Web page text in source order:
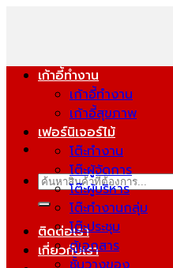
เนื้อหา
ค้นหา:
ติดต่อเรา
เกี่ยวกับเรา
เก้าอี้ทำงาน
เก้าอี้ทำงาน
เก้าอี้สุขภาพ
เฟอร์นิเจอร์ไม้
โต๊ะทำงาน
โต๊ะผู้จัดการ
โต๊ะผู้บริหาร
โต๊ะทำงานกลุ่ม
โต๊ะประชุม
ตู้เอกสาร